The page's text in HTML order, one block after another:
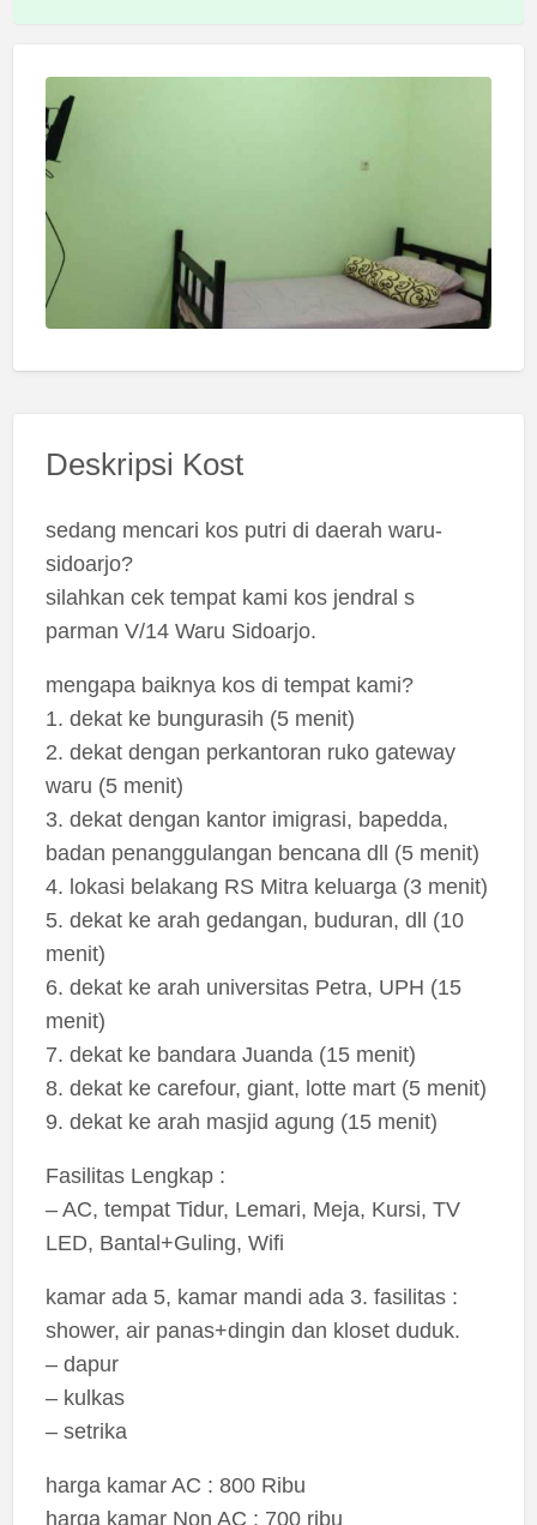
Deskripsi Kost
sedang mencari kos putri di daerah waru-
sidoarjo?
silahkan cek tempat kami kos jendral s
parman V/14 Waru Sidoarjo.
mengapa baiknya kos di tempat kami?
1. dekat ke bungurasih (5 menit)
2. dekat dengan perkantoran ruko gateway
waru (5 menit)
3. dekat dengan kantor imigrasi, bapedda,
badan penanggulangan bencana dll (5 menit)
4. lokasi belakang RS Mitra keluarga (3 menit)
5. dekat ke arah gedangan, buduran, dll (10
menit)
6. dekat ke arah universitas Petra, UPH (15
menit)
7. dekat ke bandara Juanda (15 menit)
8. dekat ke carefour, giant, lotte mart (5 menit)
9. dekat ke arah masjid agung (15 menit)
Fasilitas Lengkap :
– AC, tempat Tidur, Lemari, Meja, Kursi, TV
LED, Bantal+Guling, Wifi
kamar ada 5, kamar mandi ada 3. fasilitas :
shower, air panas+dingin dan kloset duduk.
– dapur
– kulkas
– setrika
harga kamar AC : 800 Ribu
harga kamar Non AC : 700 ribu